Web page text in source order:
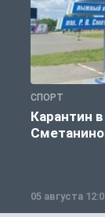
СПОРТ
Карантин
05 августа